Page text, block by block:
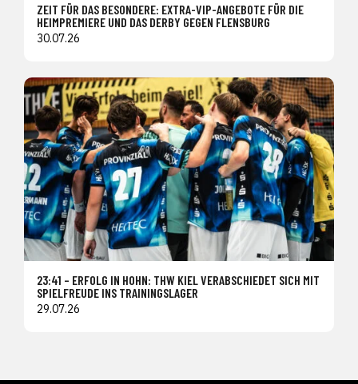
ZEIT FÜR DAS BESONDERE: EXTRA-VIP-ANGEBOTE FÜR DIE
HEIMPREMIERE UND DAS DERBY GEGEN FLENSBURG
30.07.26
23:41 – ERFOLG IN HOHN: THW KIEL VERABSCHIEDET SICH MIT
SPIELFREUDE INS TRAININGSLAGER
29.07.26